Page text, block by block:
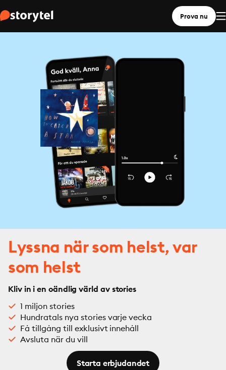
Prova nu
Lyssna när som helst, var
som helst
Kliv in i en oändlig värld av stories
1 miljon stories
Hundratals nya stories varje vecka
Få tillgång till exklusivt innehåll
Avsluta när du vill
Starta erbjudandet